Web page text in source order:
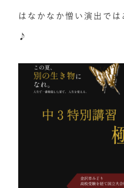
はなかなか憎い演出で
♪